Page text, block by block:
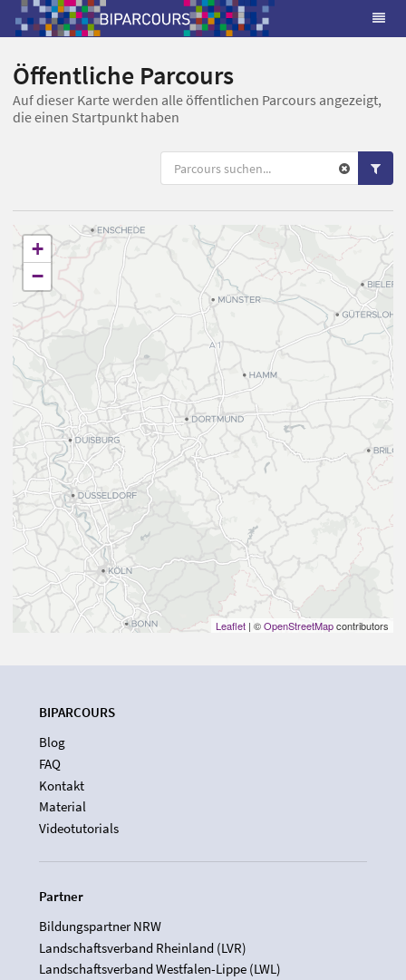
Öffentliche Parcours
Auf dieser Karte werden alle öffentlichen Parcours angezeigt,
die einen Startpunkt haben
+
−
Leaflet | ©OpenStreetMapcontributors
BIPARCOURS
Blog
FAQ
Kontakt
Material
Videotutorials
Partner
Bildungspartner NRW
Landschaftsverband Rheinland (LVR)
Landschaftsverband Westfalen-Lippe (LWL)